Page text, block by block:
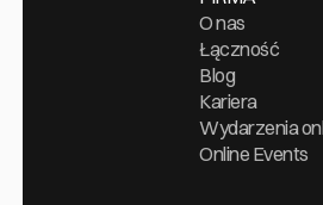
O nas
Łączność
Blog
Kariera
Wydarzenia
Online Events